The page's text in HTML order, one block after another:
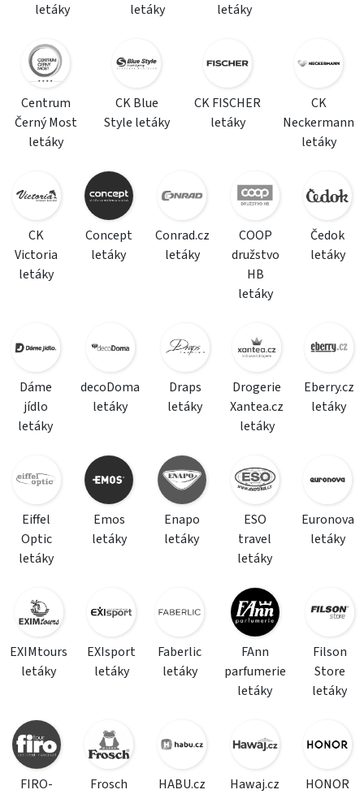
letáky
letáky
letáky
Centrum
Černý Most
letáky
CK Blue
Style letáky
CK FISCHER
letáky
CK
Neckermann
letáky
CK
Victoria
letáky
Concept
letáky
Conrad.cz
letáky
COOP
družstvo
HB
letáky
Čedok
letáky
Dáme
jídlo
letáky
decoDoma
letáky
Draps
letáky
Drogerie
Xantea.cz
letáky
Eberry.cz
letáky
Eiffel
Optic
letáky
Emos
letáky
Enapo
letáky
ESO
travel
letáky
Euronova
letáky
EXIMtours
letáky
EXIsport
letáky
Faberlic
letáky
FAnn
parfumerie
letáky
Filson
Store
letáky
FIRO-
Frosch
HABU.cz
Hawaj.cz
HONOR